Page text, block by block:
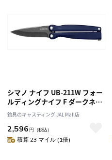
シマノ ナイフ UB-211W フォー
ルディングナイフ F ダークネイ
ビー
釣具のキャスティング JAL Mall店
2,596 円 （税込）
積算 23 マイル (1倍)